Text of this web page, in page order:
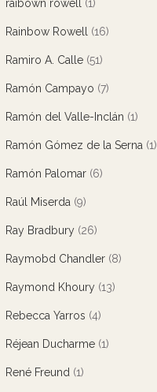
raibown rowell (1)
Rainbow Rowell (16)
Ramiro A. Calle (51)
Ramón Campayo (7)
Ramón del Valle-Inclán (1)
Ramón Gómez de la Serna (1)
Ramón Palomar (6)
Raúl Miserda (9)
Ray Bradbury (26)
Raymobd Chandler (8)
Raymond Khoury (13)
Rebecca Yarros (4)
Réjean Ducharme (1)
René Freund (1)